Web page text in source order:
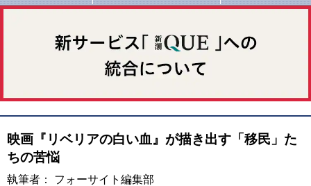
映画『リベリアの白い血』が描き出す「移民」た
ちの苦悩
執筆者： フォーサイト編集部